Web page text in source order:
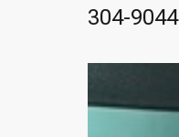
304-9044